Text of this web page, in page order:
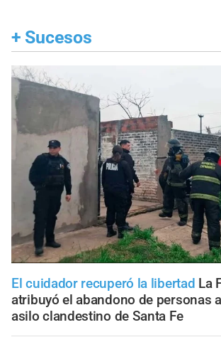
+ Sucesos
El cuidador recuperó la libertad La
atribuyó el abandono de personas
asilo clandestino de Santa Fe